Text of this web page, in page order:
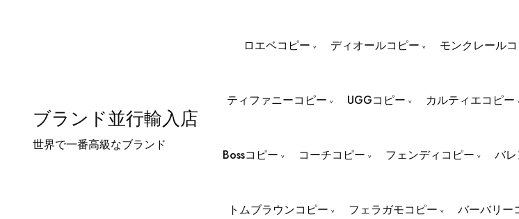
ブランド並行輸入店
世界で一番高級なブランド
ロエベコピー ディオールコピー モンクレール
ティファニーコピー UGGコピー カルティエコピー
Bossコピー コーチコピー フェンディコピー バ
トムブラウンコピー フェラガモコピー バーバリー